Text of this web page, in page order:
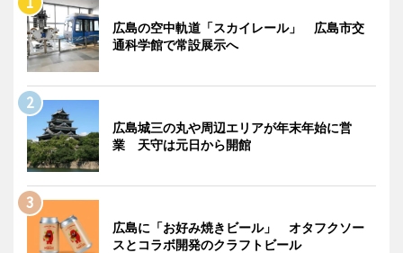
広島の空中軌道「スカイレール」 広島市交
通科学館で常設展示へ
広島城三の丸や周辺エリアが年末年始に営
業 天守は元日から開館
広島に「お好み焼きビール」 オタフクソー
スとコラボ開発のクラフトビール